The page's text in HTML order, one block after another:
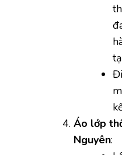
Áo lớp
Nguyên: